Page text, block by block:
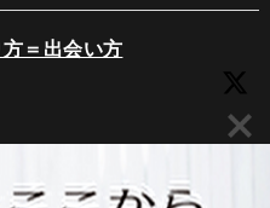
＝出会い方
て楽しく行きましょう！